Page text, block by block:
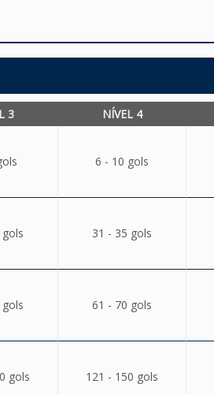
3 NÍVEL 4
6 - 10 gols
31 - 35 gols
61 - 70 gols
gols 121 - 150 gols